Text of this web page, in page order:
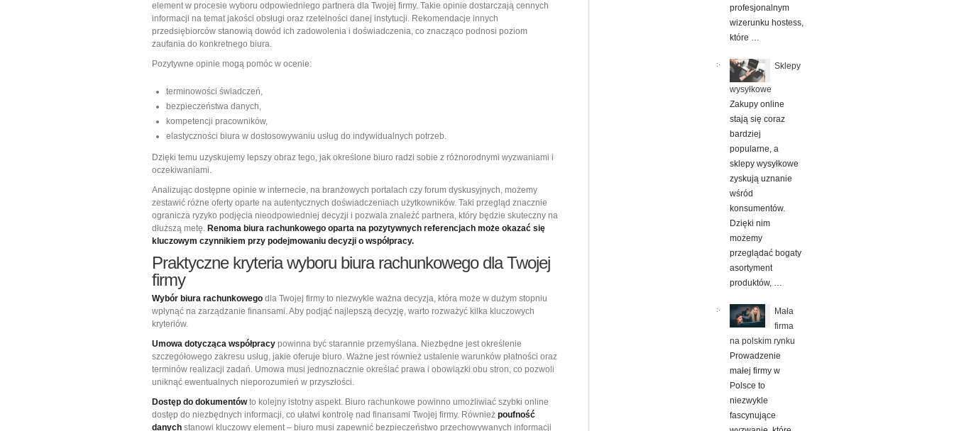
element w procesie wyboru odpowiedniego partnera dla Twojej firmy. Takie opinie dostarczają cennych
informacji na temat jakości obsługi oraz rzetelności danej instytucji. Rekomendacje innych
przedsiębiorców stanowią dowód ich zadowolenia i doświadczenia, co znacząco podnosi poziom
zaufania do konkretnego biura.
Pozytywne opinie mogą pomóc w ocenie:
terminowości świadczeń,
bezpieczeństwa danych,
kompetencji pracowników,
elastyczności biura w dostosowywaniu usług do indywidualnych potrzeb.
Dzięki temu uzyskujemy lepszy obraz tego, jak określone biuro radzi sobie z różnorodnymi wyzwaniami i
oczekiwaniami.
Analizując dostępne opinie w internecie, na branżowych portalach czy forum dyskusyjnych, możemy
zestawić różne oferty oparte na autentycznych doświadczeniach użytkowników. Taki przegląd znacznie
ogranicza ryzyko podjęcia nieodpowiedniej decyzji i pozwala znaleźć partnera, który będzie skuteczny na
dłuższą metę. Renoma biura rachunkowego oparta na pozytywnych referencjach może okazać się
kluczowym czynnikiem przy podejmowaniu decyzji o współpracy.
Praktyczne kryteria wyboru biura rachunkowego dla Twojej
firmy
Wybór biura rachunkowego dla Twojej firmy to niezwykle ważna decyzja, która może w dużym stopniu
wpłynąć na zarządzanie finansami. Aby podjąć najlepszą decyzję, warto rozważyć kilka kluczowych
kryteriów.
Umowa dotycząca współpracy powinna być starannie przemyślana. Niezbędne jest określenie
szczegółowego zakresu usług, jakie oferuje biuro. Ważne jest również ustalenie warunków płatności oraz
terminów realizacji zadań. Umowa musi jednoznacznie określać prawa i obowiązki obu stron, co pozwoli
uniknąć ewentualnych nieporozumień w przyszłości.
Dostęp do dokumentówto kolejny istotny aspekt. Biuro rachunkowe powinno umożliwiać szybki online
dostęp do niezbędnych informacji, co ułatwi kontrolę nad finansami Twojej firmy. Również poufność
danych stanowi kluczowy element – biuro musi zapewnić bezpieczeństwo przechowywanych informacji
profesjonalnym
wizerunku hostess,
które …
Sklepy
wysyłkowe
Zakupy online
stają się coraz
bardziej
popularne, a
sklepy wysyłkowe
zyskują uznanie
wśród
konsumentów.
Dzięki nim
możemy
przeglądać bogaty
asortyment
produktów, …
Mała
firma
na polskim rynku
Prowadzenie
małej firmy w
Polsce to
niezwykle
fascynujące